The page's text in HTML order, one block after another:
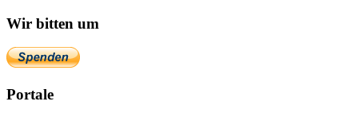
Wir bitten um
Portale